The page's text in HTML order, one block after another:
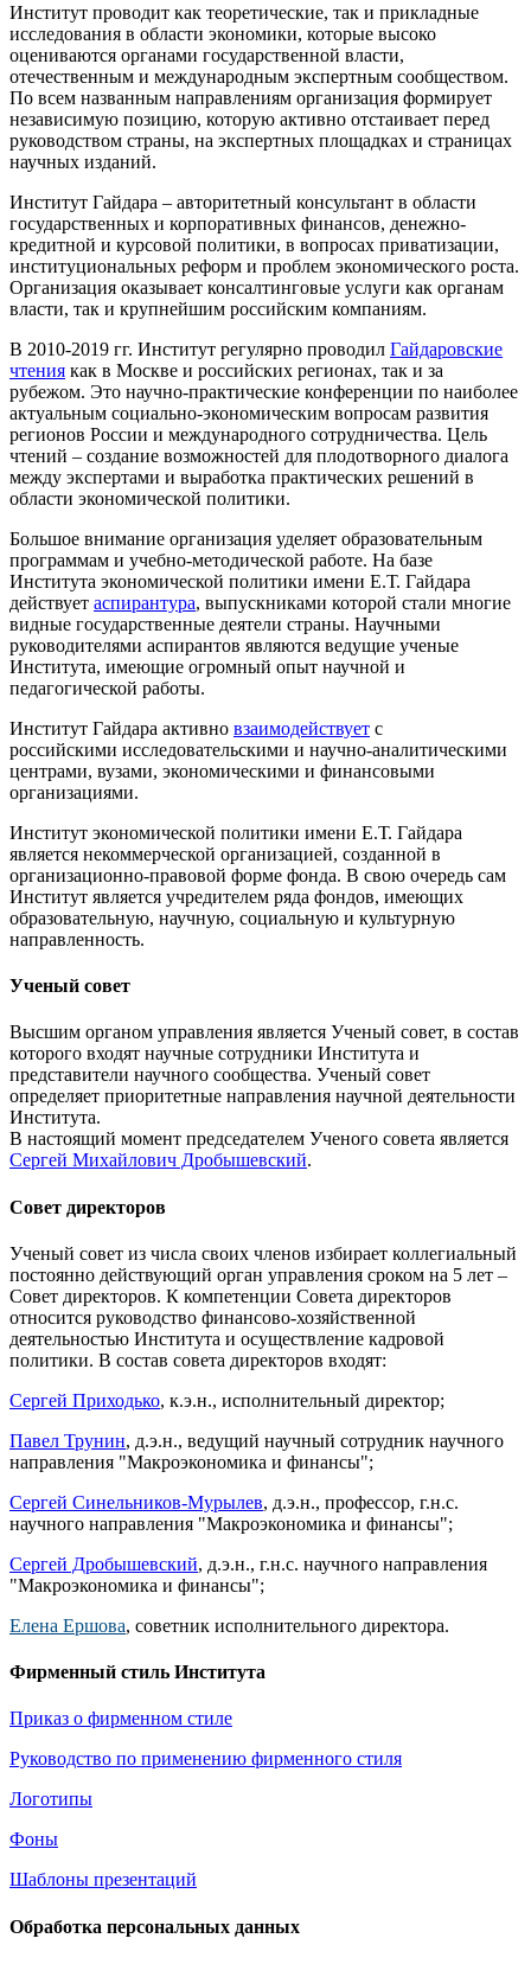
Институт проводит как теоретические, так и прикладные
исследования в области экономики, которые высоко
оцениваются органами государственной власти,
отечественным и международным экспертным сообществом.
По всем названным направлениям организация формирует
независимую позицию, которую активно отстаивает перед
руководством страны, на экспертных площадках и страницах
научных изданий.
Институт Гайдара – авторитетный консультант в области
государственных и корпоративных финансов, денежно-
кредитной и курсовой политики, в вопросах приватизации,
институциональных реформ и проблем экономического роста.
Организация оказывает консалтинговые услуги как органам
власти, так и крупнейшим российским компаниям.
В 2010-2019 гг. Институт регулярно проводил Гайдаровские
чтения как в Москве и российских регионах, так и за
рубежом. Это научно-практические конференции по наиболее
актуальным социально-экономическим вопросам развития
регионов России и международного сотрудничества. Цель
чтений – создание возможностей для плодотворного диалога
между экспертами и выработка практических решений в
области экономической политики.
Большое внимание организация уделяет образовательным
программам и учебно-методической работе. На базе
Института экономической политики имени Е.Т. Гайдара
действует аспирантура, выпускниками которой стали многие
видные государственные деятели страны. Научными
руководителями аспирантов являются ведущие ученые
Института, имеющие огромный опыт научной и
педагогической работы.
Институт Гайдара активно взаимодействует с
российскими исследовательскими и научно-аналитическими
центрами, вузами, экономическими и финансовыми
организациями.
Институт экономической политики имени Е.Т. Гайдара
является некоммерческой организацией, созданной в
организационно-правовой форме фонда. В свою очередь сам
Институт является учредителем ряда фондов, имеющих
образовательную, научную, социальную и культурную
направленность.
Ученый совет
Высшим органом управления является Ученый совет, в состав
которого входят научные сотрудники Института и
представители научного сообщества. Ученый совет
определяет приоритетные направления научной деятельности
Института.
В настоящий момент председателем Ученого совета является
Сергей Михайлович Дробышевский.
Совет директоров
Ученый совет из числа своих членов избирает коллегиальный
постоянно действующий орган управления сроком на 5 лет –
Совет директоров. К компетенции Совета директоров
относится руководство финансово-хозяйственной
деятельностью Института и осуществление кадровой
политики. В состав совета директоров входят:
Сергей Приходько, к.э.н., исполнительный директор;
Павел Трунин, д.э.н., ведущий научный сотрудник научного
направления "Макроэкономика и финансы";
Сергей Синельников-Мурылев, д.э.н., профессор, г.н.с.
научного направления "Макроэкономика и финансы";
Сергей Дробышевский, д.э.н., г.н.с. научного направления
"Макроэкономика и финансы";
Елена Ершова, советник исполнительного директора.
Фирменный стиль Института
Приказ о фирменном стиле
Руководство по применению фирменного стиля
Логотипы
Фоны
Шаблоны презентаций
Обработка персональных данных